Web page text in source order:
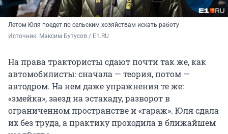
Летом Юля поедет по сельским хозяйствам искать работу
Источник: Максим Бутусов / E1.RU
На права трактористы сдают почти так же, как
автомобилисты: сначала — теория, потом —
автодром. На нем даже упражнения те же:
«змейка», заезд на эстакаду, разворот в
ограниченном пространстве и «гараж». Юля сдала
их без труда, а практику проходила в ближайшем